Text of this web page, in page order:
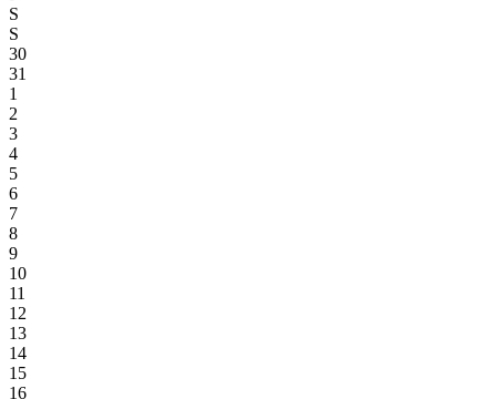
S
S
30
31
1
2
3
4
5
6
7
8
9
10
11
12
13
14
15
16